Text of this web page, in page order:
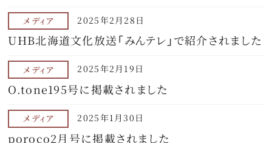
最新情報
プライバシーポリシー
サイトマップ
メディア 2025年2月28日
UHB北海道文化放送「みんテレ」で紹介されました
メディア 2025年2月19日
O.tone195号に掲載されました
メディア 2025年1月30日
poroco2月号に掲載されました